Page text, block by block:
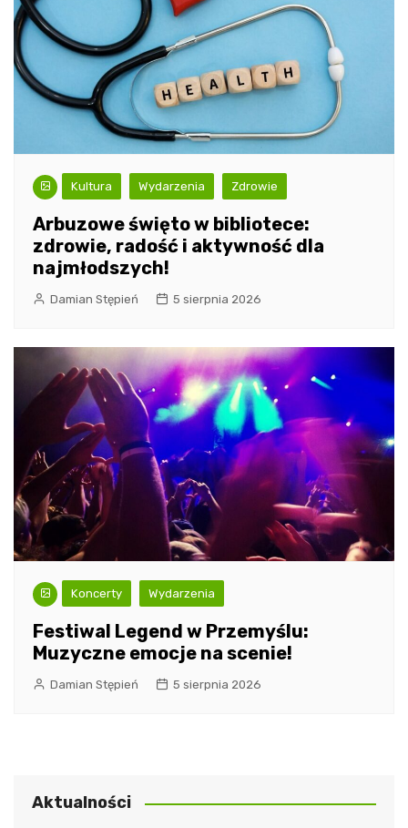
Kultura Wydarzenia Zdrowie
Arbuzowe święto w bibliotece:
zdrowie, radość i aktywność dla
najmłodszych!
Damian Stępień 5 sierpnia 2026
Koncerty Wydarzenia
Festiwal Legend w Przemyślu:
Muzyczne emocje na scenie!
Damian Stępień 5 sierpnia 2026
Aktualności